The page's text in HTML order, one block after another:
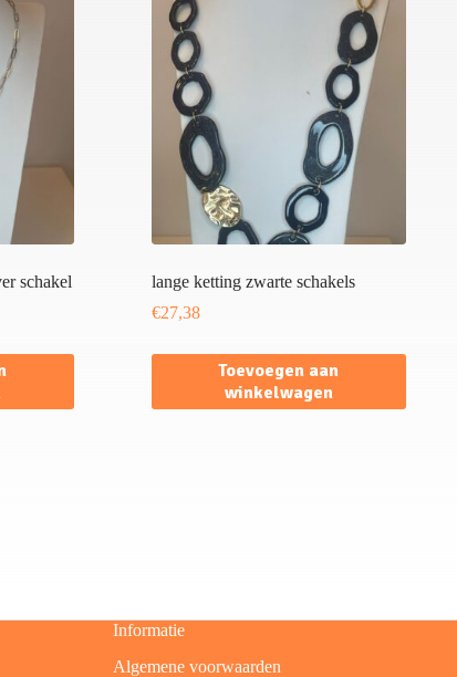
schakel
lange ketting zwarte schakels
€27,38
Toevoegen aan
winkelwagen
Informatie
Algemene voorwaarden